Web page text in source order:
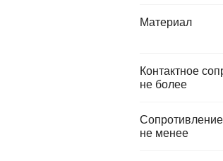
Материал
Контактное
не более
не менее